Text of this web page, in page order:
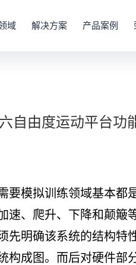
域 解决方案 产品案例
自由度运动平台功
模拟训练领域基本都
、爬升、下降和颠
明确该系统的结构
成图。而后对硬件